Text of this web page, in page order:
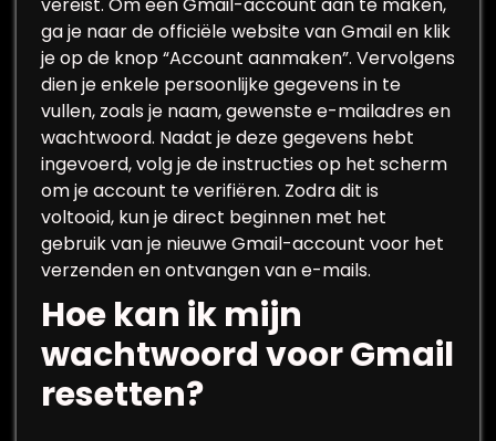
ga je naar de officiële website van Gmail en klik
je op de knop “Account aanmaken”. Vervolgens
dien je enkele persoonlijke gegevens in te
vullen, zoals je naam, gewenste e-mailadres en
wachtwoord. Nadat je deze gegevens hebt
ingevoerd, volg je de instructies op het scherm
om je account te verifiëren. Zodra dit is
voltooid, kun je direct beginnen met het
gebruik van je nieuwe Gmail-account voor het
verzenden en ontvangen van e-mails.
Hoe kan ik mijn
wachtwoord voor Gmail
resetten?